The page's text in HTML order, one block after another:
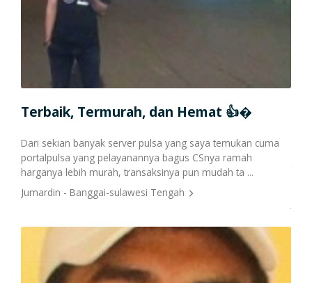
Terbaik, Termurah, dan Hemat 👍�
Dari sekian banyak server pulsa yang saya temukan cuma
portalpulsa yang pelayanannya bagus CSnya ramah
harganya lebih murah, transaksinya pun mudah ta ...
Jumardin - Banggai-sulawesi Tengah